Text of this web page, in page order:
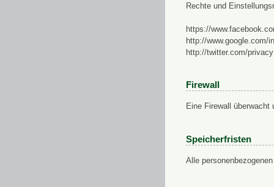
Rechte und
https://
http://www.google.com/
http://twitter.com/privacy
Firewall
Eine Firewall
Speicherfristen
Alle